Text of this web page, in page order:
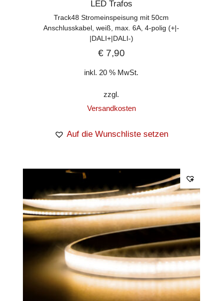
LED Trafos
Track48 Stromeinspeisung mit 50cm
Anschlusskabel, weiß, max. 6A, 4-polig (+|-
|DALI+|DALI-)
€7,90
inkl. 20 % MwSt.
zzgl.
Versandkosten
Auf die Wunschliste setzen